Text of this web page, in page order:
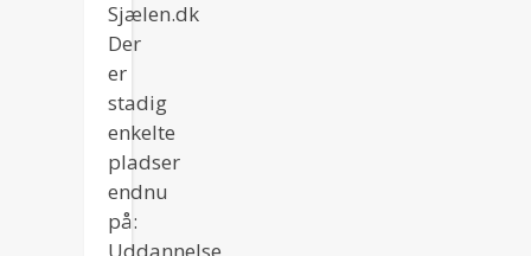
Sjælen.dk
Der
er
stadig
enkelte
pladser
endnu
på: